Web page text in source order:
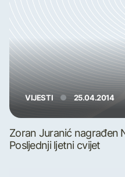
VIJESTI 25.04.2014
Zoran Juranić nagrađen
Posljednji ljetni cvijet